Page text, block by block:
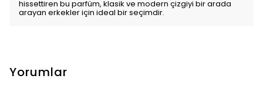
hissettiren bu parfüm, klasik ve modern çizgiyi bir arada
arayan erkekler için ideal bir seçimdir.
Yorumlar